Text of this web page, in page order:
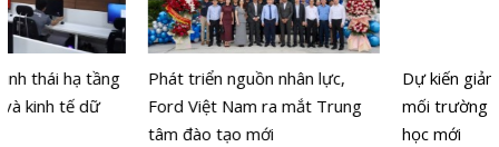
Phát triển nguồn nhân lực,
Ford Việt Nam ra mắt Trung
Dự kiến giảm hơn 17.000 đầu
mối trường công trước năm
học mới